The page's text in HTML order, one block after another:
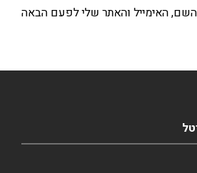
האימייל והאתר שלי לפעם הבאה